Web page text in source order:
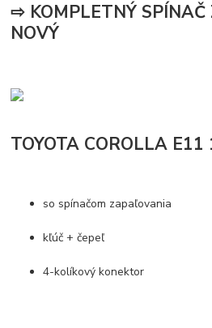
⇨ KOMPLETNÝ
NOVÝ
TOYOTA COROLLA
so spínačom zapaľovania
kľúč + čepeľ
4-kolíkový konektor